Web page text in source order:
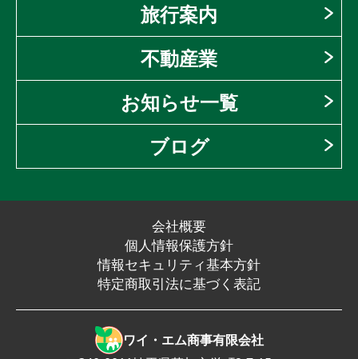
旅行案内
不動産業
お知らせ一覧
ブログ
会社概要
個人情報保護方針
情報セキュリティ基本方針
特定商取引法に基づく表記
ワイ・エム商事有限会社